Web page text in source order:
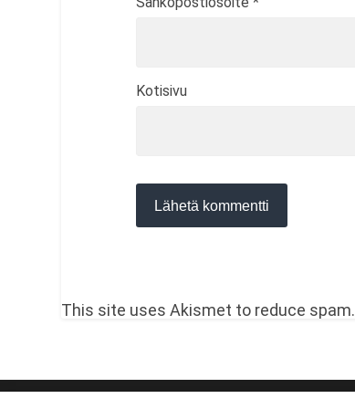
Kotisivu
This site uses Akismet to reduce spam.